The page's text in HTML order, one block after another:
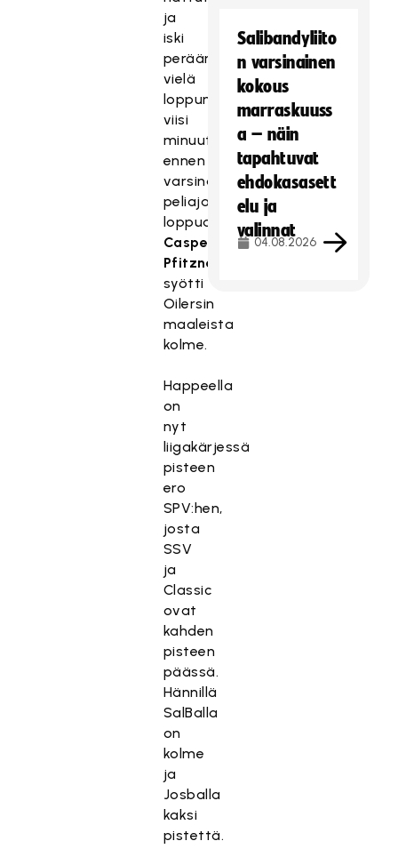
ja
iski
perään
vielä
loppunumerot
viisi
minuuttia
ennen
varsinaisen
peliajan
loppua.
Casper
Pfitzner
syötti
Oilersin
maaleista
kolme.
Happeella
on
nyt
liigakärjessä
pisteen
ero
SPV:hen,
josta
SSV
ja
Classic
ovat
kahden
pisteen
päässä.
Hännillä
SalBalla
on
kolme
ja
Josballa
kaksi
pistettä.
Salibandyliito
n varsinainen
kokous
marraskuuss
a – näin
tapahtuvat
ehdokasasett
elu ja
valinnat
04.08.2026